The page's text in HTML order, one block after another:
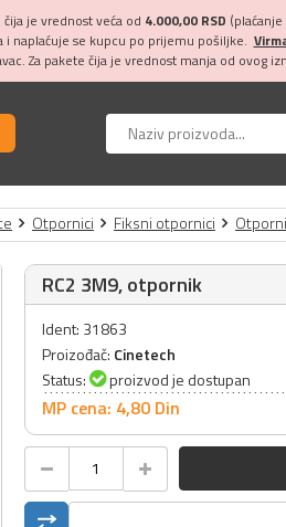
čija je vrednost veća od 4.000,00 RSD
i naplaćuje se kupcu po prijemu pošiljke.
Za pakete čija je vrednost manja od ovog
Otpornici Fiksni otpornici
RC2 3M9, otpornik
Ident: 31863
Proizođač: Cinetech
Status:
proizvod je dostupan
MP cena: 4,80 Din